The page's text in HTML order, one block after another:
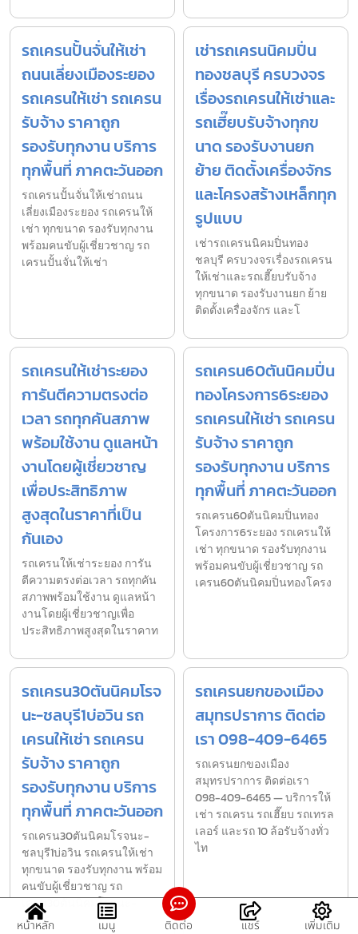
รถเครนปั้นจั่นให้เช่า
ถนนเลี่ยงเมืองระยอง
รถเครนให้เช่า รถเครน
รับจ้าง ราคาถูก
รองรับทุกงาน บริการ
ทุกพื้นที่ ภาคตะวันออก
รถเครนปั้นจั่นให้เช่าถนน
เลี่ยงเมืองระยอง รถเครนให้
เช่า ทุกขนาด รองรับทุกงาน
พร้อมคนขับผู้เชี่ยวชาญ รถ
เครนปั้นจั่นให้เช่า
เช่ารถเครนนิคมปิ่น
ทองชลบุรี ครบวงจร
เรื่องรถเครนให้เช่าและ
รถเฮี๊ยบรับจ้างทุกข
นาด รองรับงานยก
ย้าย ติดตั้งเครื่องจักร
และโครงสร้างเหล็กทุก
รูปแบบ
เช่ารถเครนนิคมปิ่นทอง
ชลบุรี ครบวงจรเรื่องรถเครน
ให้เช่าและรถเฮี๊ยบรับจ้าง
ทุกขนาด รองรับงานยก ย้าย
ติดตั้งเครื่องจักร และโ
รถเครนให้เช่าระยอง
การันตีความตรงต่อ
เวลา รถทุกคันสภาพ
พร้อมใช้งาน ดูแลหน้า
งานโดยผู้เชี่ยวชาญ
เพื่อประสิทธิภาพ
สูงสุดในราคาที่เป็น
กันเอง
รถเครนให้เช่าระยอง การัน
ตีความตรงต่อเวลา รถทุกคัน
สภาพพร้อมใช้งาน ดูแลหน้า
งานโดยผู้เชี่ยวชาญเพื่อ
ประสิทธิภาพสูงสุดในราคาท
รถเครน60ตันนิคมปิ่น
ทองโครงการ6ระยอง
รถเครนให้เช่า รถเครน
รับจ้าง ราคาถูก
รองรับทุกงาน บริการ
ทุกพื้นที่ ภาคตะวันออก
รถเครน60ตันนิคมปิ่นทอง
โครงการ6ระยอง รถเครนให้
เช่า ทุกขนาด รองรับทุกงาน
พร้อมคนขับผู้เชี่ยวชาญ รถ
เครน60ตันนิคมปิ่นทองโครง
รถเครน30ตันนิคมโรจ
นะ-ชลบุรี1บ่อวิน รถ
เครนให้เช่า รถเครน
รับจ้าง ราคาถูก
รองรับทุกงาน บริการ
ทุกพื้นที่ ภาคตะวันออก
รถเครน30ตันนิคมโรจนะ-
ชลบุรี1บ่อวิน รถเครนให้เช่า
ทุกขนาด รองรับทุกงาน พร้อม
คนขับผู้เชี่ยวชาญ รถ
เครน30ตันนิคมโรจนะ-
ชลบุรี
รถเครนยกของเมือง
สมุทรปราการ ติดต่อ
เรา 098-409-6465
รถเครนยกของเมือง
สมุทรปราการ ติดต่อเรา
098-409-6465 — บริการให้
เช่า รถเครน รถเฮี๊ยบ รถเทรล
เลอร์ และรถ 10 ล้อรับจ้างทั่ว
ไท
หน้าหลัก เมนู ติดต่อ แชร์ เพิ่มเติม